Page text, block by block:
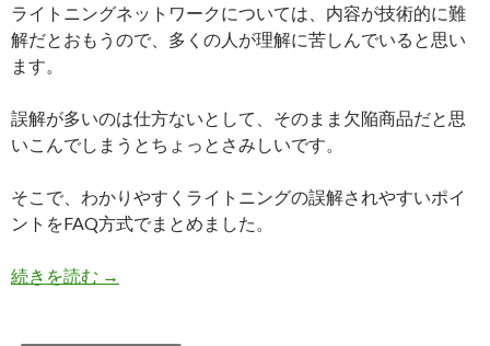
ライトニングネットワークについては、内容が技術的に難
解だとおもうので、多くの人が理解に苦しんでいると思い
ます。
誤解が多いのは仕方ないとして、そのまま欠陥商品だと思
いこんでしまうとちょっとさみしいです。
そこで、わかりやすくライトニングの誤解されやすいポイ
ントをFAQ方式でまとめました。
続きを読む ライトニングネットワークFAQ
→